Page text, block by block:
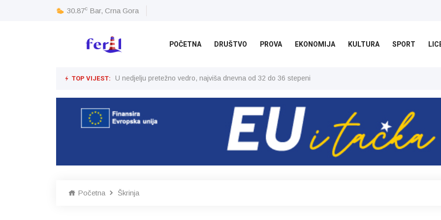
30.87c Bar, Crna Gora
POČETNA DRUŠTVO PROVA EKONOMIJA KULTURA SPORT
TOP VIJEST: U nedjelju pretežno vedro, najviša dnevna od 32 do 36 stepeni
Početna Škrinja